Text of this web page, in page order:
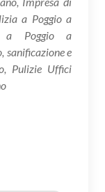
a Poggio a
a Poggio a
sanificazione e
Pulizie Uffici